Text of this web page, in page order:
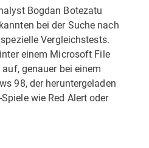
Bogdan Botezatu
bei der Suche nach
Vergleichstests.
einem Microsoft File
genauer bei einem
98, der heruntergeladen
wie Red Alert oder